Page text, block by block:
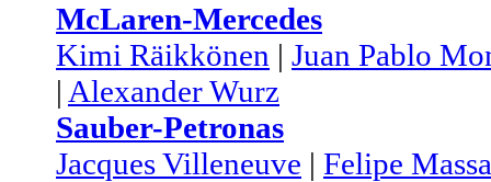
McLaren-Mercedes
Kimi Räikkönen | Juan Pablo
| Alexander Wurz
Sauber-Petronas
Jacques Villeneuve | Felipe Massa